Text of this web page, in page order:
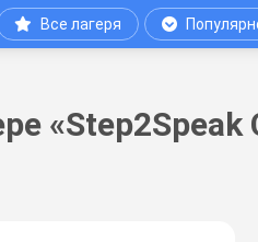
Все лагеря
«Step2Speak